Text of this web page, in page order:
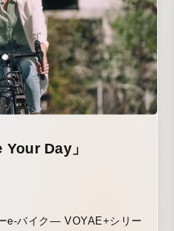
Day」
e-バイク— VOYAE+シリー